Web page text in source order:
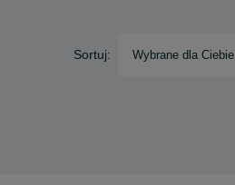
Sortuj: Wybrane dla Ciebie